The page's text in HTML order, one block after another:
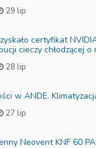
29 lip
certyfikat
cieczy chłodzącej o
28 lip
w ANDE.
27 lip
Neovent KNF 60